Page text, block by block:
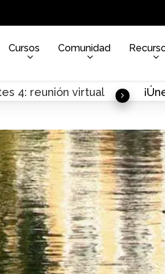
Cursos Comunidad
4: reunión virtual